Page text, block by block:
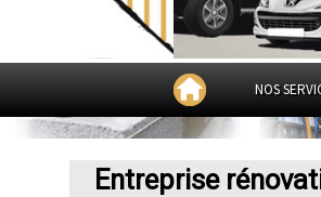
NOS
Entreprise